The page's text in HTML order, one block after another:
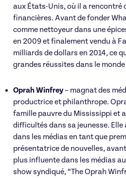
aux États-Unis, où il a rencontré
financières. Avant de fonder
comme nettoyeur dans une
en 2009 et finalement vendu à
milliards de dollars en 2014, ce
grandes réussites dans le
Oprah Winfrey– magnat des
productrice et philanthrope.
famille pauvre du Mississippi et
difficultés dans sa jeunesse. Elle
dans les médias en tant que
présentatrice de nouvelles,
plus influente dans les médias
show syndiqué, “The Oprah